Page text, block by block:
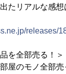
たリアルな感想
releases/
を全部売る！＞
屋のモノ全部